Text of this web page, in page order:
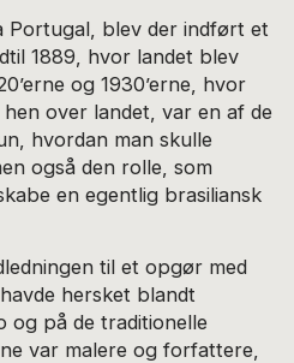
Portugal, blev der indført et
1889, hvor landet blev
og 1930’erne, hvor
over landet, var en af de
hvordan man skulle
også den rolle, som
en egentlig brasiliansk
til et opgør med
hersket blandt
og på de traditionelle
var malere og forfattere,